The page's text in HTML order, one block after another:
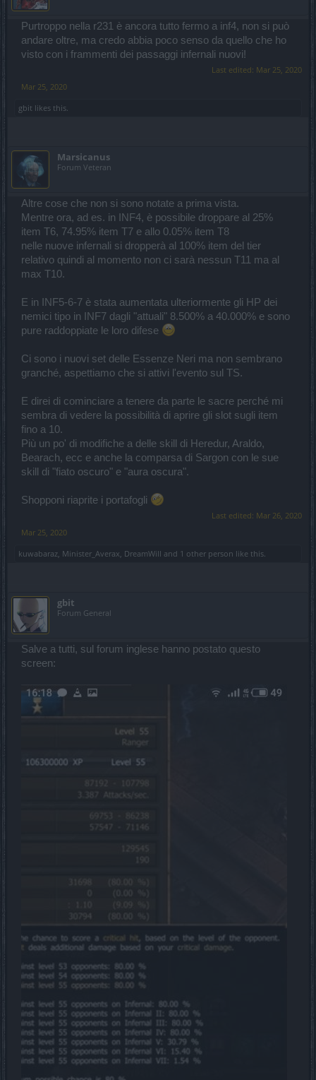
Purtroppo nella r231 è ancora tutto fermo a inf4, non si può
andare oltre, ma credo abbia poco senso da quello che ho
visto con i frammenti dei passaggi infernali nuovi!
Last edited: Mar 25, 2020
Mar 25, 2020
gbit likes this.
Marsicanus
Forum Veteran
Altre cose che non si sono notate a prima vista.
Mentre ora, ad es. in INF4, è possibile droppare al 25%
item T6, 74.95% item T7 e allo 0.05% item T8
nelle nuove infernali si dropperà al 100% item del tier
relativo quindi al momento non ci sarà nessun T11 ma al
max T10.
E in INF5-6-7 è stata aumentata ulteriormente gli HP dei
nemici tipo in INF7 dagli "attuali" 8.500% a 40.000% e sono
pure raddoppiate le loro difese
Ci sono i nuovi set delle Essenze Neri ma non sembrano
granché, aspettiamo che si attivi l'evento sul TS.
E direi di cominciare a tenere da parte le sacre perché mi
sembra di vedere la possibilità di aprire gli slot sugli item
fino a 10.
Più un po' di modifiche a delle skill di Heredur, Araldo,
Bearach, ecc e anche la comparsa di Sargon con le sue
skill di "fiato oscuro" e "aura oscura".
Shopponi riaprite i portafogli
Last edited: Mar 26, 2020
Mar 25, 2020
kuwabaraz, Minister_Averax, DreamWill and 1 other person like this.
gbit
Forum General
Salve a tutti, sul forum inglese hanno postato questo
screen: